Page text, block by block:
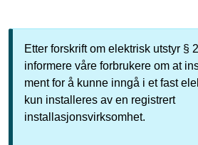
Etter forskrift om elektrisk utstyr §
informere våre forbrukere om at
ment for å kunne inngå i et fast
kun installeres av en registrert
installasjonsvirksomhet.